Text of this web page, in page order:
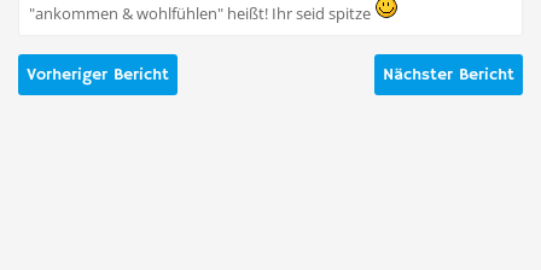
"ankommen & wohlfühlen" heißt! Ihr seid spitze
Nächster Bericht
Vorheriger Bericht